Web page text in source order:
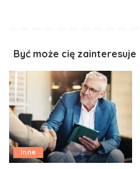
Być może cię zainteresuje
Inne